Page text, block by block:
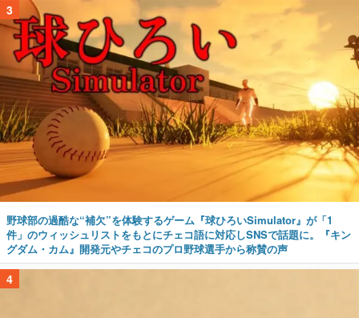
3
野球部の過酷な“補欠”を体験するゲーム『球ひろいSimulator』が「1
件」のウィッシュリストをもとにチェコ語に対応しSNSで話題に。『キン
グダム・カム』開発元やチェコのプロ野球選手から称賛の声
4